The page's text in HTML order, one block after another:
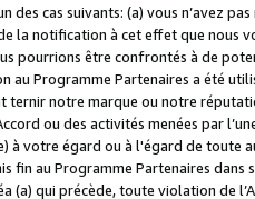
cas suivants: (a) vous n’avez pas
la notification à cet effet que nous
pourrions être confrontés à de
Programme Partenaires a été
notre marque ou notre
ou des activités menées par
à votre égard ou à l'égard de toute
fin au Programme Partenaires dans
(a) qui précède, toute violation de